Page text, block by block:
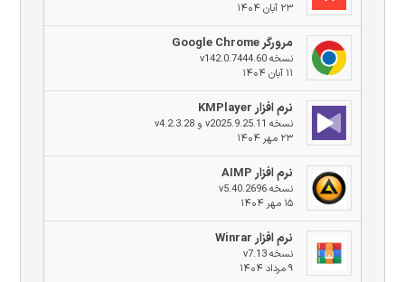
۲۳ آبان ۱۴۰۴
مرورگر Google Chrome
نسخه v142.0.7444.60
۱۱ آبان ۱۴۰۴
نرم افزار KMPlayer
نسخه v2025.9.25.11 و v4.2.3.28
۲۳ مهر ۱۴۰۴
نرم افزار AIMP
نسخه v5.40.2696
۱۵ مهر ۱۴۰۴
نرم افزار Winrar
نسخه v7.13
۹ مرداد ۱۴۰۴